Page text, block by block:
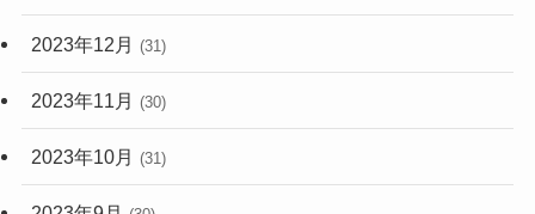
2023年12月 (31)
2023年11月 (30)
2023年10月 (31)